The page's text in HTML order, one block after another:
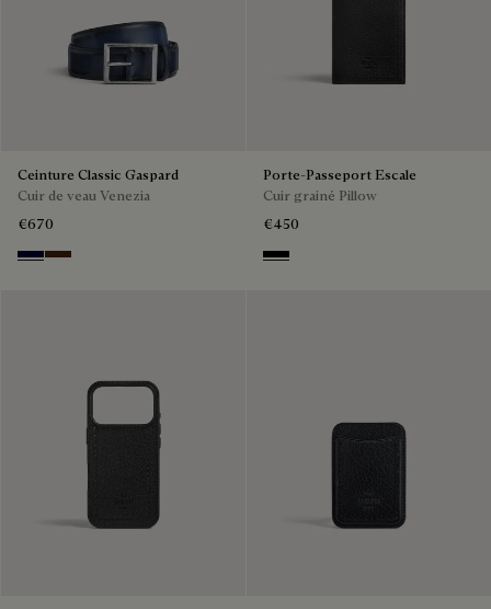
Ceinture Classic Gaspard
Cuir de veau Venezia
€670
Nero BluMarrone Intenso
Porte-Passeport Escale
Cuir grainé Pillow
€450
Deep Black